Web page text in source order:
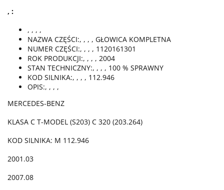
, :
, , , ,
NAZWA CZĘŚCI:, , , , GŁOWICA KOMPLETNA
NUMER CZĘŚCI:, , , , 1120161301
ROK PRODUKCJI:, , , , 2004
STAN TECHNICZNY:, , , , 100 % SPRAWNY
KOD SILNIKA:, , , , 112.946
OPIS:, , , ,
MERCEDES-BENZ
KLASA C T-MODEL (S203) C 320 (203.264)
KOD SILNIKA: M 112.946
2001.03
2007.08